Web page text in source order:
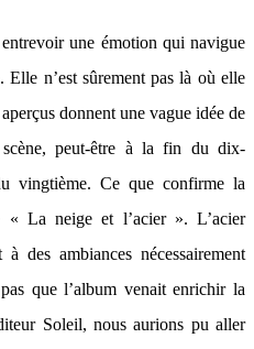
une émotion qui navigue
Elle n’est sûrement pas là où elle
donnent une vague idée de
peut-être à la fin du dix-
vingtième. Ce que confirme la
La neige et l’acier ». L’acier
des ambiances nécessairement
que l’album venait enrichir la
Soleil, nous aurions pu aller